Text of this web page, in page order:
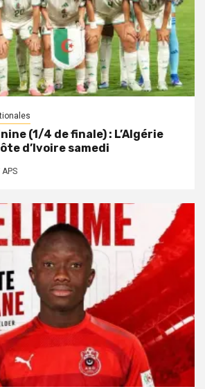
(1/4 de finale) : L’Algérie
d’Ivoire samedi
APS